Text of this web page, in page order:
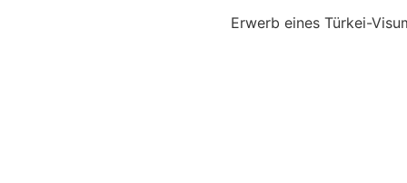
Erwerb eines Türkei-